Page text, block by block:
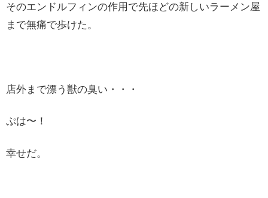
そのエンドルフィンの作用で先ほどの新しいラーメン屋
まで無痛で歩けた。
店外まで漂う獣の臭い・・・
ぷは〜！
幸せだ。